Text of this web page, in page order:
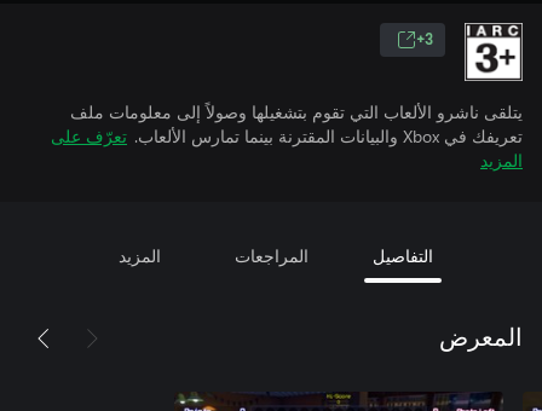
3+
يتلقى ناشرو الألعاب التي تقوم بتشغيلها وصولاً إلى معلومات ملف
تعريفك في Xbox والبيانات المقترنة بينما تمارس الألعاب.
تعرّف على
المزيد
التفاصيل المراجعات المزيد
المعرض